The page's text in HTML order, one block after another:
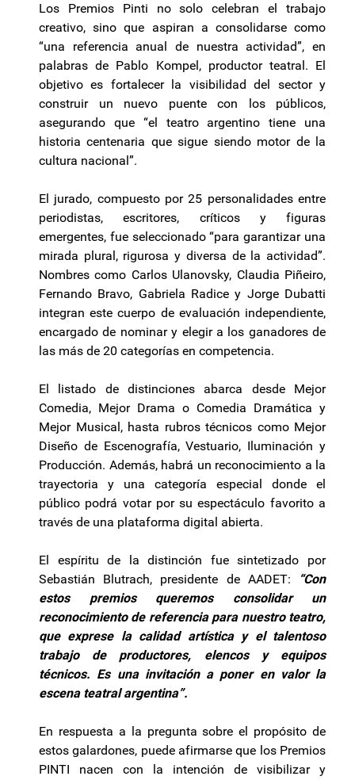
Los Premios Pinti no solo celebran el trabajo
creativo, sino que aspiran a consolidarse como
“una referencia anual de nuestra actividad”, en
palabras de Pablo Kompel, productor teatral. El
objetivo es fortalecer la visibilidad del sector y
construir un nuevo puente con los públicos,
asegurando que “el teatro argentino tiene una
historia centenaria que sigue siendo motor de la
cultura nacional”.
El jurado, compuesto por 25 personalidades entre
periodistas, escritores, críticos y figuras
emergentes, fue seleccionado “para garantizar una
mirada plural, rigurosa y diversa de la actividad”.
Nombres como Carlos Ulanovsky, Claudia Piñeiro,
Fernando Bravo, Gabriela Radice y Jorge Dubatti
integran este cuerpo de evaluación independiente,
encargado de nominar y elegir a los ganadores de
las más de 20 categorías en competencia.
El listado de distinciones abarca desde Mejor
Comedia, Mejor Drama o Comedia Dramática y
Mejor Musical, hasta rubros técnicos como Mejor
Diseño de Escenografía, Vestuario, Iluminación y
Producción. Además, habrá un reconocimiento a la
trayectoria y una categoría especial donde el
público podrá votar por su espectáculo favorito a
través de una plataforma digital abierta.
El espíritu de la distinción fue sintetizado por
Sebastián Blutrach, presidente de AADET: “Con
estos premios queremos consolidar un
reconocimiento de referencia para nuestro teatro,
que exprese la calidad artística y el talentoso
trabajo de productores, elencos y equipos
técnicos. Es una invitación a poner en valor la
escena teatral argentina”.
En respuesta a la pregunta sobre el propósito de
estos galardones, puede afirmarse que los Premios
PINTI nacen con la intención de visibilizar y